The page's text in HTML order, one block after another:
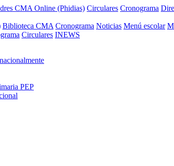
CMA Online (Phidias) Circulares Cronograma
Biblioteca CMA Cronograma Noticias Menú escolar
Circulares INEWS
PEP